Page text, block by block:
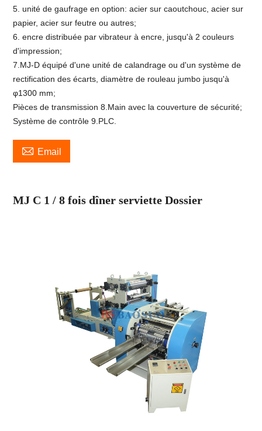
5. unité de gaufrage en option: acier sur caoutchouc, acier sur
papier, acier sur feutre ou autres;
6. encre distribuée par vibrateur à encre, jusqu'à 2 couleurs
d'impression;
7.MJ-D équipé d'une unité de calandrage ou d'un système de
rectification des écarts, diamètre de rouleau jumbo jusqu'à
φ1300 mm;
Pièces de transmission 8.Main avec la couverture de sécurité;
Système de contrôle 9.PLC.
 Email
MJ C 1/8 fois dîner serviette Dossier